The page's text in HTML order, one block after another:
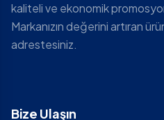
kaliteli ve ekonomik
Markanızın değerini artıran
adrestesiniz.
Bize Ulaşın